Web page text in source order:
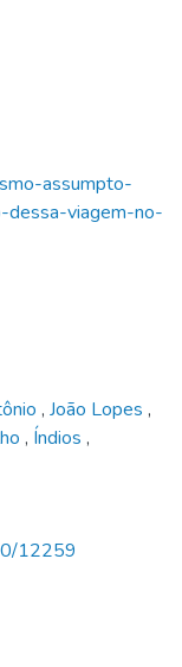
assumpto-
dessa-viagem-no-
, João Lopes ,
, Índios ,
12259